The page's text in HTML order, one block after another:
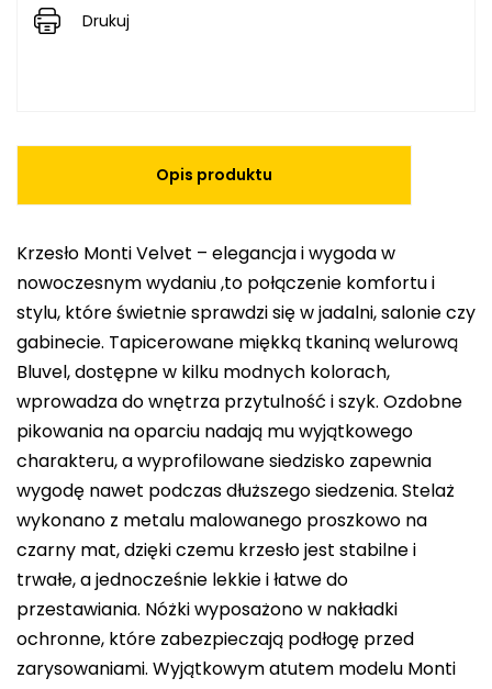
Drukuj
Opis produktu
Krzesło Monti Velvet – elegancja i wygoda w
nowoczesnym wydaniu ,to połączenie komfortu i
stylu, które świetnie sprawdzi się w jadalni, salonie czy
gabinecie. Tapicerowane miękką tkaniną welurową
Bluvel, dostępne w kilku modnych kolorach,
wprowadza do wnętrza przytulność i szyk. Ozdobne
pikowania na oparciu nadają mu wyjątkowego
charakteru, a wyprofilowane siedzisko zapewnia
wygodę nawet podczas dłuższego siedzenia. Stelaż
wykonano z metalu malowanego proszkowo na
czarny mat, dzięki czemu krzesło jest stabilne i
trwałe, a jednocześnie lekkie i łatwe do
przestawiania. Nóżki wyposażono w nakładki
ochronne, które zabezpieczają podłogę przed
zarysowaniami. Wyjątkowym atutem modelu Monti